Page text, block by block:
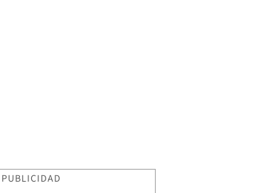
PUBLICIDAD